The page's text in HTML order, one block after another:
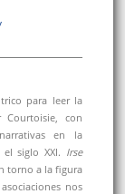
para leer la
con
en la
siglo XXI. Irse
torno a la figura
nos